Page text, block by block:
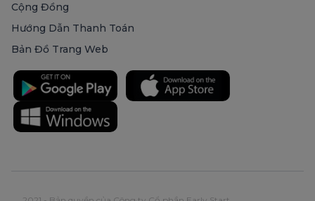
Cộng Đồng
Hướng Dẫn Thanh Toán
Bản Đồ Trang Web